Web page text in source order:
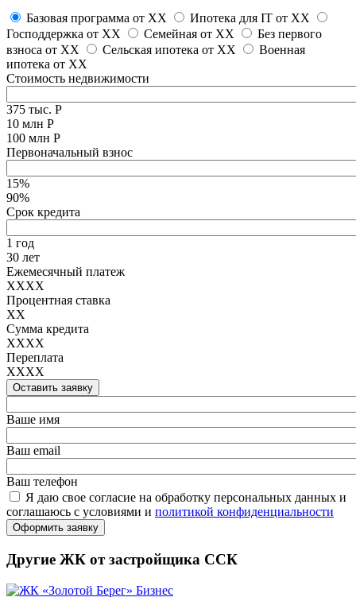
Базовая программа от XX Ипотека для IT от XX
Господдержка от XX Семейная от XX
Без первого
взноса от XX Сельская ипотека от XX
Военная
ипотека от XX
Стоимость недвижимости
375 тыс. Р
10 млн Р
100 млн Р
Первоначальный взнос
15%
90%
Срок кредита
1 год
30 лет
Ежемесячный платеж
XXXX
Процентная ставка
XX
Сумма кредита
XXXX
Переплата
XXXX
Оставить заявку
Ваше имя
Ваш email
Ваш телефон
Я даю свое согласие на обработку персональных данных и
соглашаюсь с условиями и политикой конфиденциальности
Оформить заявку
Другие ЖК от застройщика ССК
Бизнес